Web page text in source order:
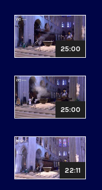
25:00
25:00
22:11